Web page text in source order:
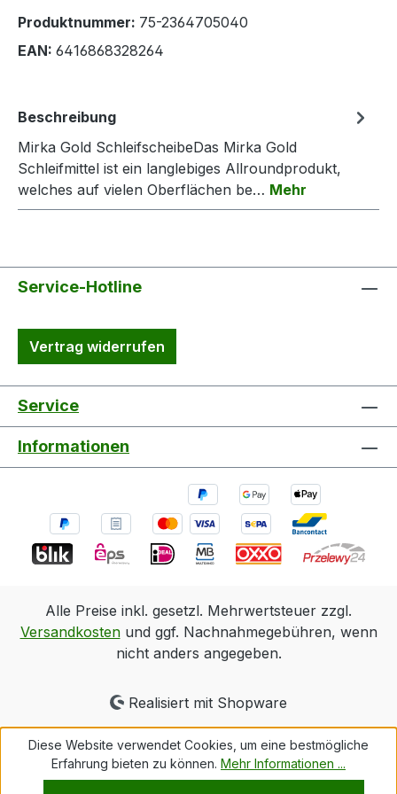
Produktnummer: 75-2364705040
EAN: 6416868328264
Beschreibung
Mirka Gold SchleifscheibeDas Mirka Gold
Schleifmittel ist ein langlebiges Allroundprodukt,
welches auf vielen Oberflächen be… Mehr
Service-Hotline
Vertrag widerrufen
Service
Informationen
Alle Preise inkl. gesetzl. Mehrwertsteuer zzgl.
Versandkostenund ggf. Nachnahmegebühren, wenn
nicht anders angegeben.
Realisiert mit Shopware
Diese Website verwendet Cookies, um eine bestmögliche
Erfahrung bieten zu können. Mehr Informationen ...